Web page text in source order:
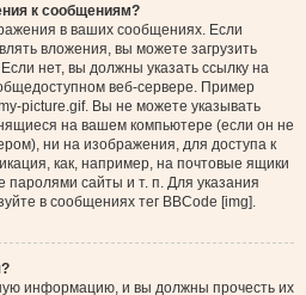
к сообщениям?
в ваших сообщениях. Если
вложения, вы можете загрузить
нет, вы должны указать ссылку на
веб-сервере. Пример
picture.gif. Вы не можете указывать
на вашем компьютере (если он не
ни на изображения, для доступа к
как, например, на почтовые ящики
сайты и т. п. Для указания
в сообщениях тег BBCode [img].
информацию, и вы должны прочесть их